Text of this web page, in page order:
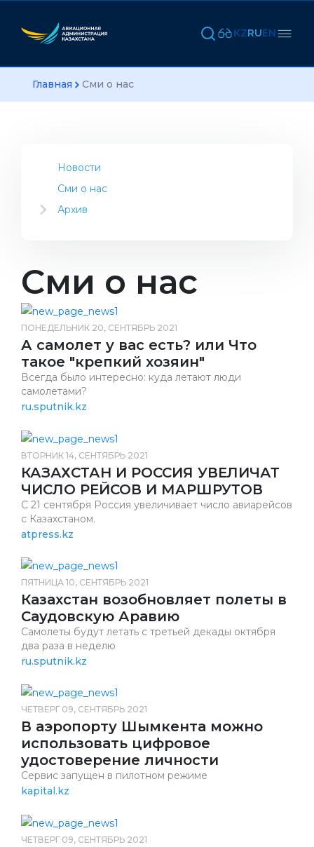
KZRUEN
Главная Сми о нас
Новости
Сми о нас
Архив
2020
2019
Сми о нас
ПОНЕДЕЛЬНИК 20, СЕНТЯБРЬ 2021
А самолет у вас есть? или Что
такое "крепкий хозяин"
Всегда было интересно: куда летают люди
самолетами?
ru.sputnik.kz
ВТОРНИК 14, СЕНТЯБРЬ 2021
КАЗАХСТАН И РОССИЯ УВЕЛИЧАТ
ЧИСЛО РЕЙСОВ И МАРШРУТОВ
С 21 сентября Россия увеличивает число авиарейсов
с Казахстаном.
atpress.kz
ПЯТНИЦА 10, СЕНТЯБРЬ 2021
Казахстан возобновляет полеты в
Саудовскую Аравию
Самолеты будут летать с третьей декады октября
два раза в неделю
ru.sputnik.kz
ЧЕТВЕРГ 09, СЕНТЯБРЬ 2021
В аэропорту Шымкента можно
использовать цифровое
удостоверение личности
Сервис запущен в пилотном режиме
kapital.kz
ЧЕТВЕРГ 09, СЕНТЯБРЬ 2021